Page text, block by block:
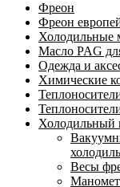
Фреон
Фреон
Холодильные
Масло PAG
Одежда и
Химические
Холодильный
Весы